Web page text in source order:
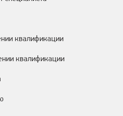
квалификации
квалификации